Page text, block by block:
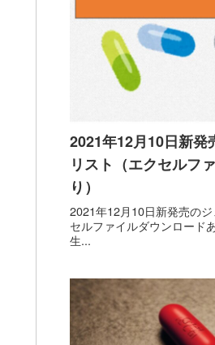
2021年12月10日新発
リスト（エクセルフ
り）
2021年12月10日新発売の
セルファイルダウンロード
生...